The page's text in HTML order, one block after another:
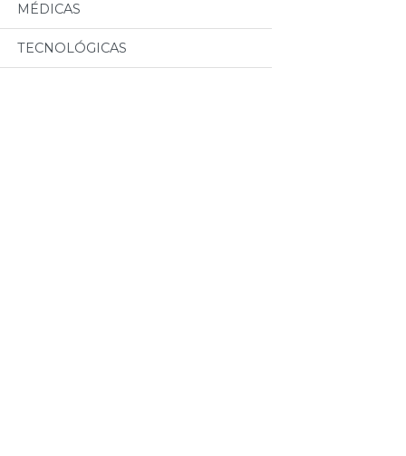
MÉDICAS
TECNOLÓGICAS